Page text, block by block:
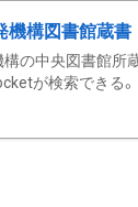
機構図書館蔵書
の中央図書館所
が検索できる。